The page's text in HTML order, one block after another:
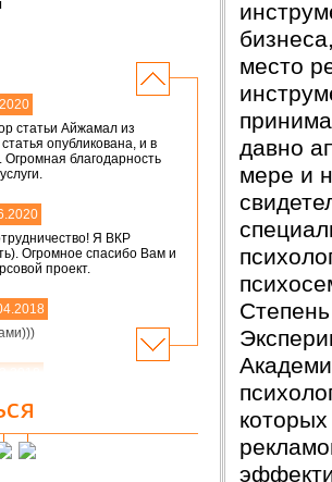
статьи Айжамал из
опубликована, и в
Огромная благодарность
Я ВКР
Огромное спасибо Вам и
проект.
Спасибо большое.
доброго
место
давно
мере и